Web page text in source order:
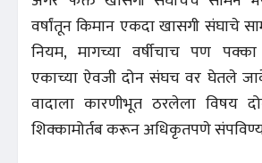
वर्षांतून किमान एकदा खासगी संघाचे
नियम, मागच्या वर्षीचाच पण
एकाच्या ऐवजी दोन संघच वर घेतले
वादाला कारणीभूत ठरलेला विषय
शिक्कामोर्तब करून अधिकृतपणे